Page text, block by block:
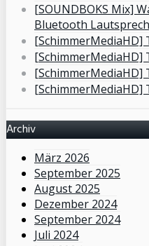
[SOUNDBOKS Mix]
Bluetooth
[SchimmerMediaHD]
[SchimmerMediaHD]
[SchimmerMediaHD]
[SchimmerMediaHD]
Archiv
März 2026
September 2025
August 2025
Dezember 2024
September 2024
Juli 2024